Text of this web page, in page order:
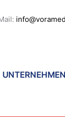
UNTERNEHMEN